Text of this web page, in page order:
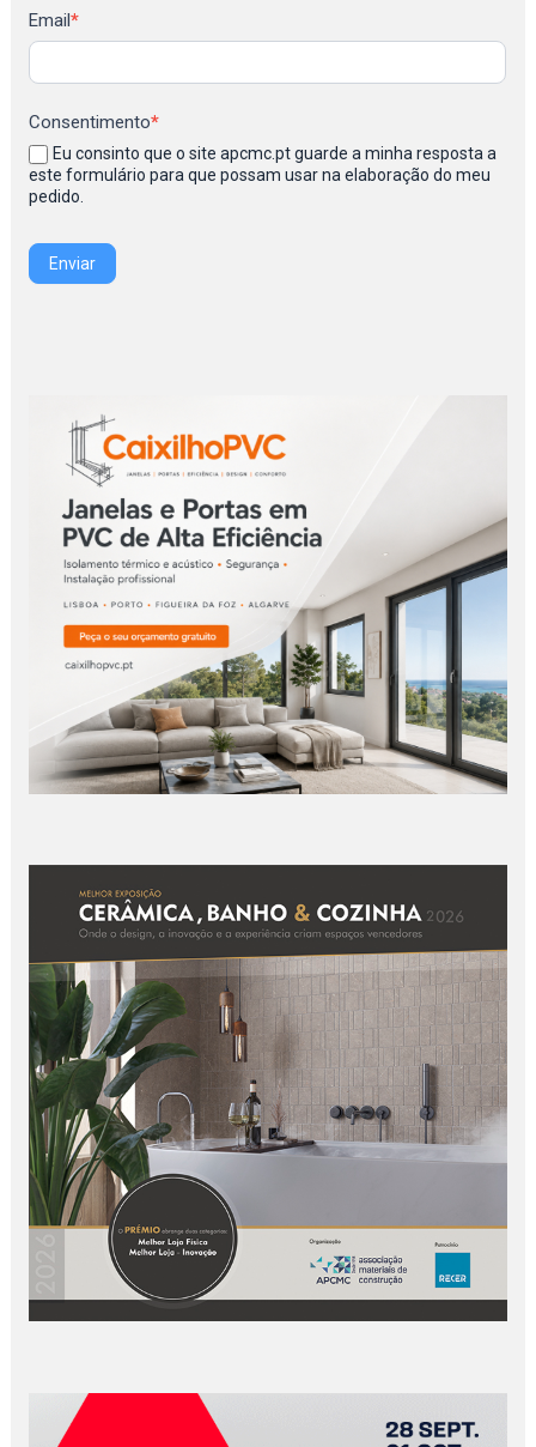
Newsletter
Email*
Consentimento*
Eu consinto que o site apcmc.pt guarde a minha resposta a
este formulário para que possam usar na elaboração do meu
pedido.
Enviar